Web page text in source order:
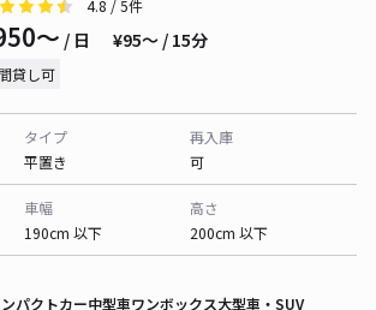
4.8 / 5件
〜 / 日 ¥95〜 / 15分
貸し可
タイプ
平置き
再入庫
可
車幅
190cm 以下
高さ
200cm 以下
パクトカー中型車ワンボックス大型車・SUV